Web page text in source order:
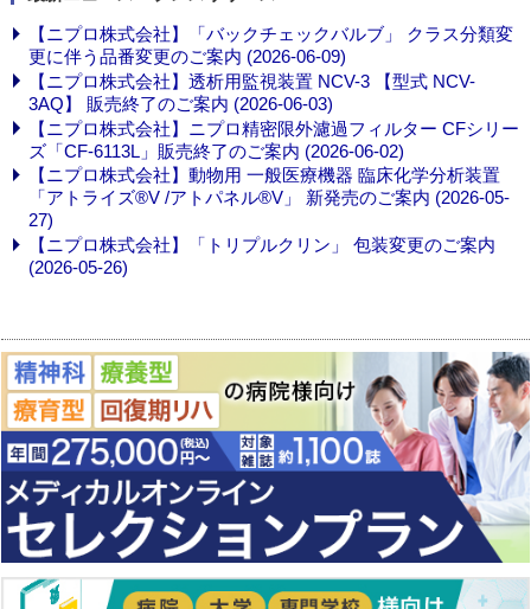
【ニプロ株式会社】「バックチェックバルブ」 クラス分類変
更に伴う品番変更のご案内 (2026-06-09)
【ニプロ株式会社】透析用監視装置 NCV-3 【型式 NCV-
3AQ】 販売終了のご案内 (2026-06-03)
【ニプロ株式会社】ニプロ精密限外濾過フィルター CFシリー
ズ「CF-6113L」販売終了のご案内 (2026-06-02)
【ニプロ株式会社】動物用 一般医療機器 臨床化学分析装置
「アトライズ®V /アトパネル®V」 新発売のご案内 (2026-05-
27)
【ニプロ株式会社】「トリプルクリン」 包装変更のご案内
(2026-05-26)